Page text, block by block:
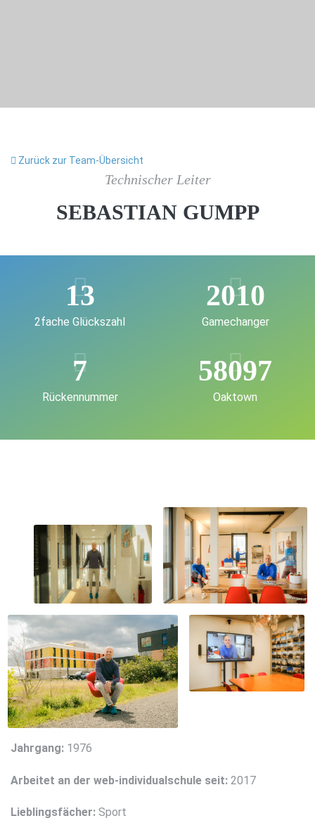
Zurück zur Team-Übersicht
Technischer Leiter
SEBASTIAN GUMPP
13
2fache Glückszahl
2010
Gamechanger
7
Rückennummer
58097
Oaktown
Jahrgang: 1976
Arbeitet an der web-individualschule seit: 2017
Lieblingsfächer: Sport